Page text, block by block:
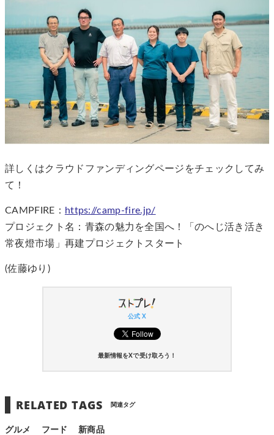
詳しくはクラウドファンディングページをチェックしてみ
て！
CAMPFIRE： https://camp-fire.jp/
プロジェクト名：青森の魅力を全国へ！「のへじ活き活き
常夜燈市場」再建プロジェクトスタート
(佐藤ゆり)
公式 X
最新情報をXで受け取ろう！
RELATED TAGS 関連タグ
グルメ フード 新商品